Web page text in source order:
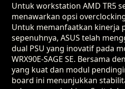
Untuk workstation AMD TR5
menawarkan opsi
Untuk memanfaatkan kinerja
sepenuhnya, ASUS telah
dual PSU yang inovatif pada
WRX90E-SAGE SE. Bersama
yang kuat dan modul
board ini menunjukkan